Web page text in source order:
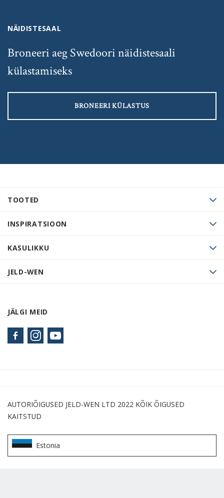
TOOTED
INSPIRATSIOON
KASULIKKU
JELD-WEN
JÄLGI MEID
NÄIDISTESAAL
Broneeri aeg Swedoori näidistesaali
külastamiseks
BRONEERI KÜLASTUS
AUTORIÕIGUSED JELD-WEN LTD 2022 KÕIK ÕIGUSED
KAITSTUD
Estonia